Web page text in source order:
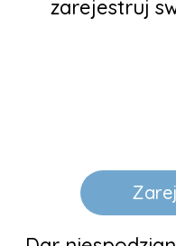
zarejestruj